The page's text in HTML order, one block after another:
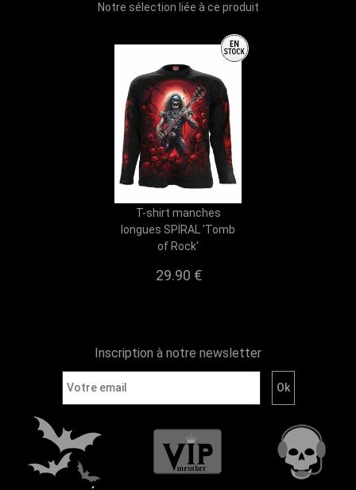
Notre sélection liée à ce produit
T-shirt manches
longues SPIRAL 'Tomb
of Rock'
29.90 €
Inscription à notre newsletter